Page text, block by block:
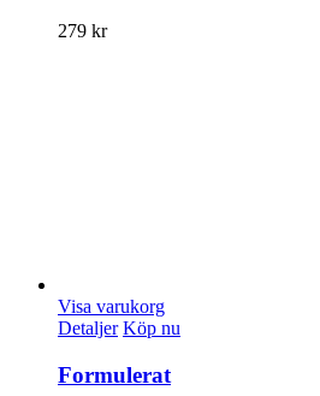
279 kr
Visa varukorg
Detaljer Köp nu
Formulerat